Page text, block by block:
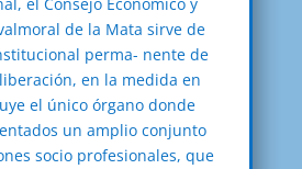
de la Mata sirve de
perma- nente de
en la medida en
el único órgano donde
un amplio conjunto
socio profesionales, que